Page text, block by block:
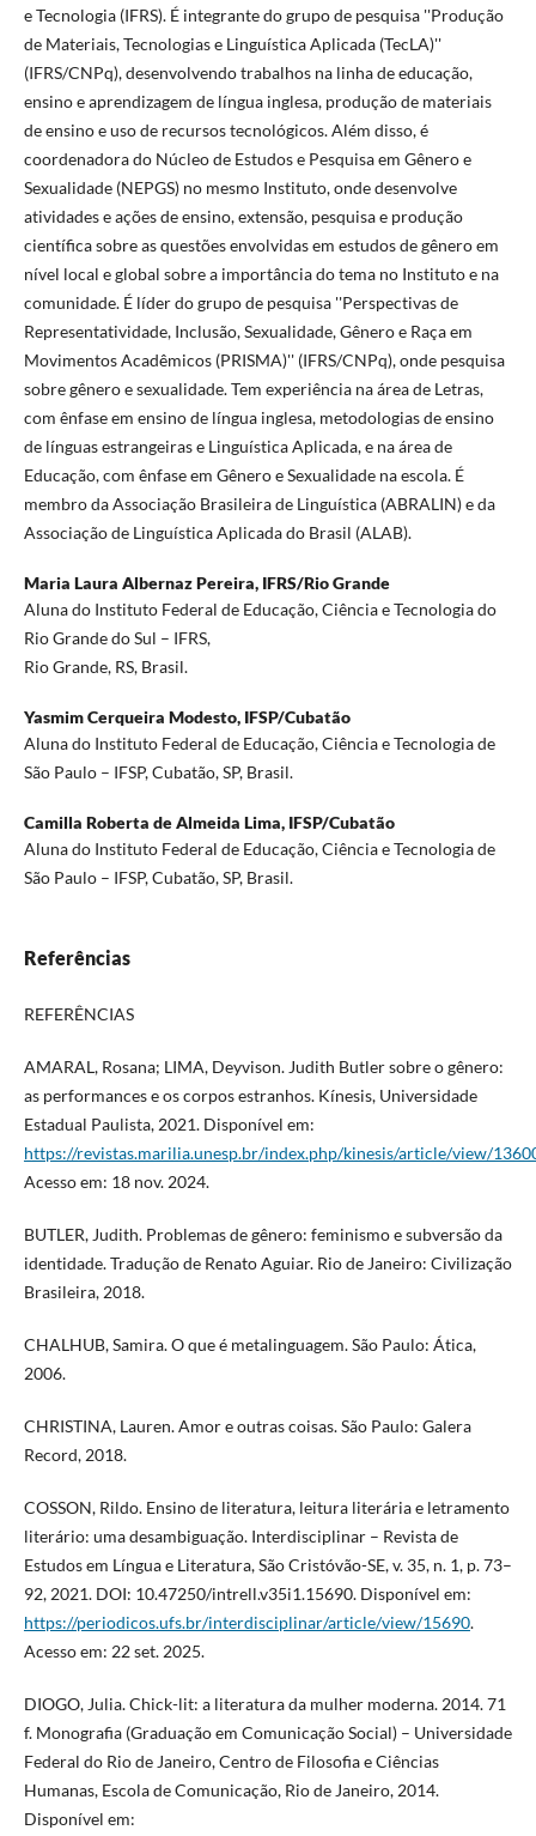
e Tecnologia (IFRS). É integrante do grupo de pesquisa ''Produção
de Materiais, Tecnologias e Linguística Aplicada (TecLA)''
(IFRS/CNPq), desenvolvendo trabalhos na linha de educação,
ensino e aprendizagem de língua inglesa, produção de materiais
de ensino e uso de recursos tecnológicos. Além disso, é
coordenadora do Núcleo de Estudos e Pesquisa em Gênero e
Sexualidade (NEPGS) no mesmo Instituto, onde desenvolve
atividades e ações de ensino, extensão, pesquisa e produção
científica sobre as questões envolvidas em estudos de gênero em
nível local e global sobre a importância do tema no Instituto e na
comunidade. É líder do grupo de pesquisa ''Perspectivas de
Representatividade, Inclusão, Sexualidade, Gênero e Raça em
Movimentos Acadêmicos (PRISMA)'' (IFRS/CNPq), onde pesquisa
sobre gênero e sexualidade. Tem experiência na área de Letras,
com ênfase em ensino de língua inglesa, metodologias de ensino
de línguas estrangeiras e Linguística Aplicada, e na área de
Educação, com ênfase em Gênero e Sexualidade na escola. É
membro da Associação Brasileira de Linguística (ABRALIN) e da
Associação de Linguística Aplicada do Brasil (ALAB).
Maria Laura Albernaz Pereira, IFRS/Rio Grande
Aluna do Instituto Federal de Educação, Ciência e Tecnologia do
Rio Grande do Sul – IFRS,
Rio Grande, RS, Brasil.
Yasmim Cerqueira Modesto, IFSP/Cubatão
Aluna do Instituto Federal de Educação, Ciência e Tecnologia de
São Paulo – IFSP, Cubatão, SP, Brasil.
Camilla Roberta de Almeida Lima, IFSP/Cubatão
Aluna do Instituto Federal de Educação, Ciência e Tecnologia de
São Paulo – IFSP, Cubatão, SP, Brasil.
Referências
REFERÊNCIAS
AMARAL, Rosana; LIMA, Deyvison. Judith Butler sobre o gênero:
as performances e os corpos estranhos. Kínesis, Universidade
Estadual Paulista, 2021. Disponível em:
https://revistas.marilia.unesp.br/index.php/kinesis/article/view/
Acesso em: 18 nov. 2024.
BUTLER, Judith. Problemas de gênero: feminismo e subversão da
identidade. Tradução de Renato Aguiar. Rio de Janeiro: Civilização
Brasileira, 2018.
CHALHUB, Samira. O que é metalinguagem. São Paulo: Ática,
2006.
CHRISTINA, Lauren. Amor e outras coisas. São Paulo: Galera
Record, 2018.
COSSON, Rildo. Ensino de literatura, leitura literária e letramento
literário: uma desambiguação. Interdisciplinar – Revista de
Estudos em Língua e Literatura, São Cristóvão-SE, v. 35, n. 1, p. 73–
92, 2021. DOI: 10.47250/intrell.v35i1.15690. Disponível em:
https://periodicos.ufs.br/interdisciplinar/article/view/15690.
Acesso em: 22 set. 2025.
DIOGO, Julia. Chick-lit: a literatura da mulher moderna. 2014. 71
f. Monografia (Graduação em Comunicação Social) – Universidade
Federal do Rio de Janeiro, Centro de Filosofia e Ciências
Humanas, Escola de Comunicação, Rio de Janeiro, 2014.
Disponível em: